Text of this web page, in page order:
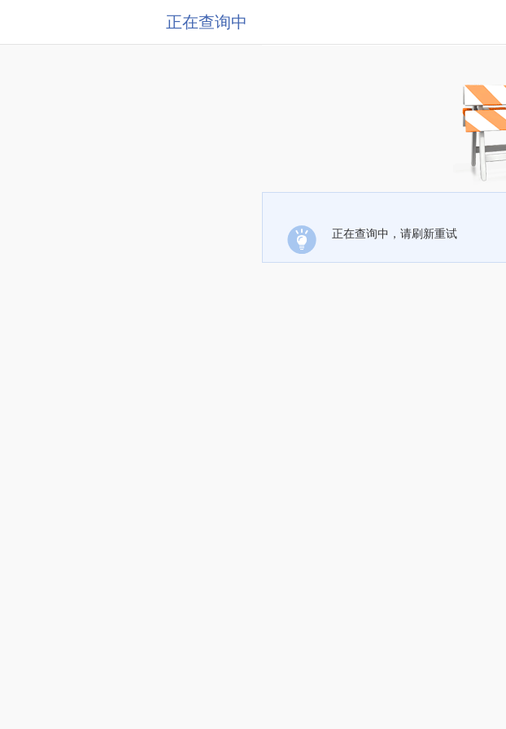
正在查询中
正在查询中，请刷新重试